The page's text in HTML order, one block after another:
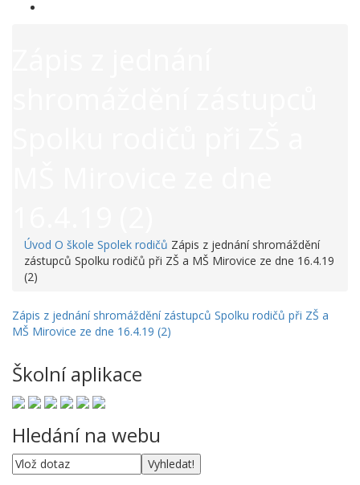
Úvod O škole Spolek rodičů Zápis z jednání shromáždění
zástupců Spolku rodičů při ZŠ a MŠ Mirovice ze dne 16.4.19
(2)
Zápis z jednání shromáždění zástupců Spolku rodičů při ZŠ a
MŠ Mirovice ze dne 16.4.19 (2)
Školní aplikace
Hledání na webu